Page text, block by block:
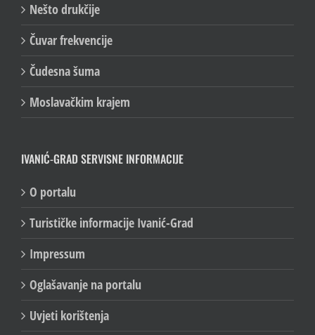
Nešto drukčije
Čuvar frekvencije
Čudesna šuma
Moslavačkim krajem
IVANIĆ-GRAD SERVISNE INFORMACIJE
O portalu
Turističke informacije Ivanić-Grad
Impressum
Oglašavanje na portalu
Uvjeti korištenja